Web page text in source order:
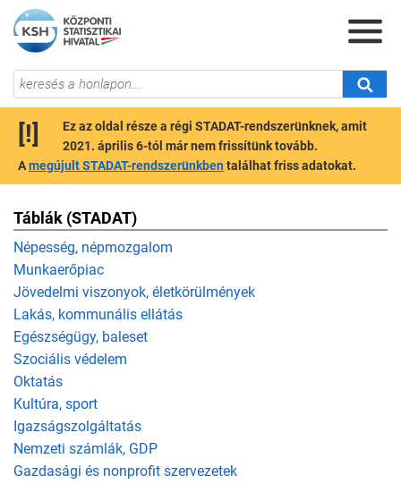
[!]
Ez az oldal része a régi STADAT-rendszerünknek, amit
2021. április 6-tól már nem frissítünk tovább.
Amegújult STADAT-rendszerünkbentalálhat friss adatokat.
Táblák (STADAT)
Népesség, népmozgalom
Munkaerőpiac
Jövedelmi viszonyok, életkörülmények
Lakás, kommunális ellátás
Egészségügy, baleset
Szociális védelem
Oktatás
Kultúra, sport
Igazságszolgáltatás
Nemzeti számlák, GDP
Gazdasági és nonprofit szervezetek